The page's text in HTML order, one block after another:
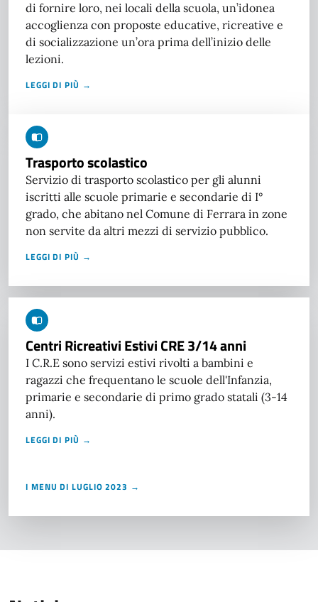
di fornire loro, nei locali della scuola, un’idonea
accoglienza con proposte educative, ricreative e
di socializzazione un’ora prima dell’inizio delle
lezioni.
LEGGI DI PIÙ →
Trasporto scolastico
Servizio di trasporto scolastico per gli alunni
iscritti alle scuole primarie e secondarie di I°
grado, che abitano nel Comune di Ferrara in zone
non servite da altri mezzi di servizio pubblico.
LEGGI DI PIÙ →
Centri Ricreativi Estivi CRE 3/14 anni
I C.R.E sono servizi estivi rivolti a bambini e
ragazzi che frequentano le scuole dell'Infanzia,
primarie e secondarie di primo grado statali (3-14
anni).
LEGGI DI PIÙ →
I MENU DI LUGLIO 2023 →